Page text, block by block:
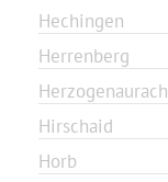
Hechingen
Herrenberg
Herzogenaurach
Hirschaid
Horb